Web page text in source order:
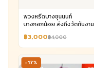
พวงหรีดบางขุนนนท์
บางกอกน้อย ส่งถึงวัดทันงาน
฿3,000฿4,000
-17%